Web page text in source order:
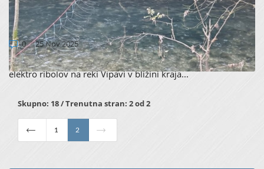
PODUSTI NA REKI VIPAVI (indikatorsko
mesto)
0 25 Nov 2025
Novembra 2025 smo s člani ribiške družine Renče izvedli
elektro ribolov na reki Vipavi v bližini kraja...
Skupno: 18 / Trenutna stran: 2 od 2
1 2